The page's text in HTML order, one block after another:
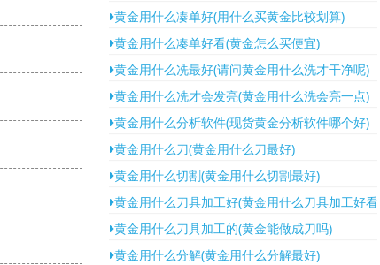
黄金用什么凑单好(用什么买黄金比较划算)
黄金用什么凑单好看(黄金怎么买便宜)
黄金用什么冼最好(请问黄金用什么洗才干净呢)
黄金用什么冼才会发亮(黄金用什么洗会亮一点)
黄金用什么分析软件(现货黄金分析软件哪个好)
黄金用什么刀(黄金用什么刀最好)
黄金用什么切割(黄金用什么切割最好)
黄金用什么刀具加工好(黄金用什么刀具加工好看)
黄金用什么刀具加工的(黄金能做成刀吗)
黄金用什么分解(黄金用什么分解最好)